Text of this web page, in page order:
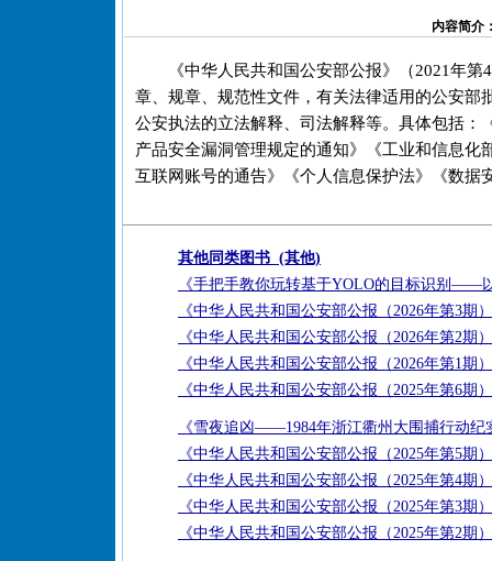
内容简介
《中华人民共和国公安部公报》（2021年
章、规章、规范性文件，有关法律适用的公安
公安执法的立法解释、司法解释等。具体包括
产品安全漏洞管理规定的通知》《工业和信息
互联网账号的通告》《个人信息保护法》《数据
其他同类图书 (其他)
《手把手教你玩转基于YOLO的目标识别——
《中华人民共和国公安部公报（2026年第3期
《中华人民共和国公安部公报（2026年第2期
《中华人民共和国公安部公报（2026年第1期
《中华人民共和国公安部公报（2025年第6期
《雪夜追凶——1984年浙江衢州大围捕行动纪
《中华人民共和国公安部公报（2025年第5期
《中华人民共和国公安部公报（2025年第4期
《中华人民共和国公安部公报（2025年第3期
《中华人民共和国公安部公报（2025年第2期